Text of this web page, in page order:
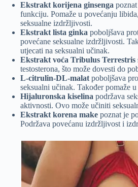
Ekstrakt korijena ginsenga
funkciju. Pomaže u povećanju
seksualne izdržljivosti.
Ekstrakt lista ginka poboljšava
povećane seksualne izdržljivosti.
utjecati na seksualni učinak.
Ekstrakt voća Tribulus Terrestris
testosterona, što može dovesti do
L-citrulin-DL-malat poboljšava
seksualni učinak. Također pomaže
Hijaluronska kiselina podržava
aktivnosti. Ovo može učiniti
Ekstrakt korena make poznat je
Podržava povećanu izdržljivost i